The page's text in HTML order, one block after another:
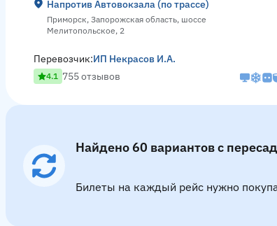
Напротив Автовокзала (по трассе)
Приморск, Запорожская область, шоссе
Мелитопольское, 2
Перевозчик:ИП Некрасов И.А.
4.1 755 отзывов
Найдено 60 вариантов с
Билеты на каждый рейс нужно